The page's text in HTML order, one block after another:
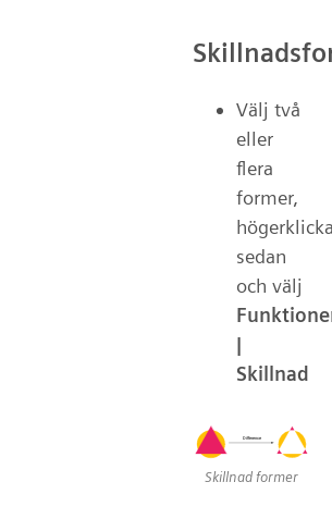
Välj två
eller
flera
former,
sedan
och välj
|
Skillnad
Skillnad former